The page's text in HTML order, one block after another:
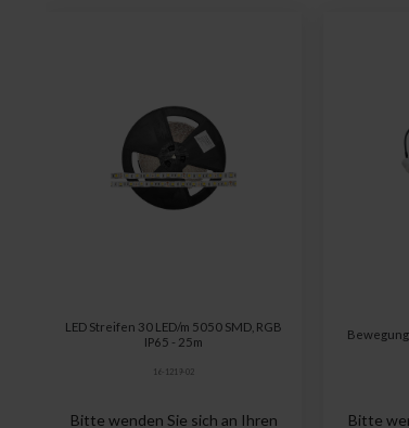
LED Streifen 30 LED/m 5050 SMD, RGB
IP65 - 25m
16-1219-02
Bitte wenden Sie sich an Ihren
Bitte